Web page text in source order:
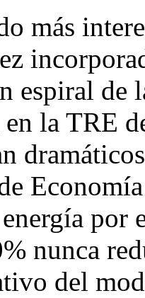
más
espiral de
la TRE
por
nunca
del